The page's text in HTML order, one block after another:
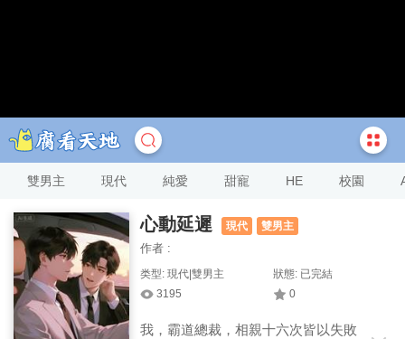
雙男主 現代 純愛 甜寵 HE 校園
心動延遲 現代
雙男主
作者 :
类型: 現代|雙男主
狀態: 已完結
3195
0
我，霸道總裁，相親十六次皆以失敗